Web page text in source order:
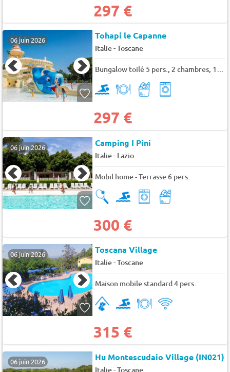
297 €
06 juin 2026 Tohapi le Capanne
Italie-Toscane
Bungalow toilé 5 pers., 2 chambres, 12 m²
297 €
06 juin 2026 Camping I Pini
Italie- Lazio
Mobil home - Terrasse 6 pers.
300 €
06 juin 2026 Toscana Village
Italie-Toscane
Maison mobile standard 4 pers.
315 €
06 juin 2026 Hu Montescudaio Village (IN021)
Italie-Toscane